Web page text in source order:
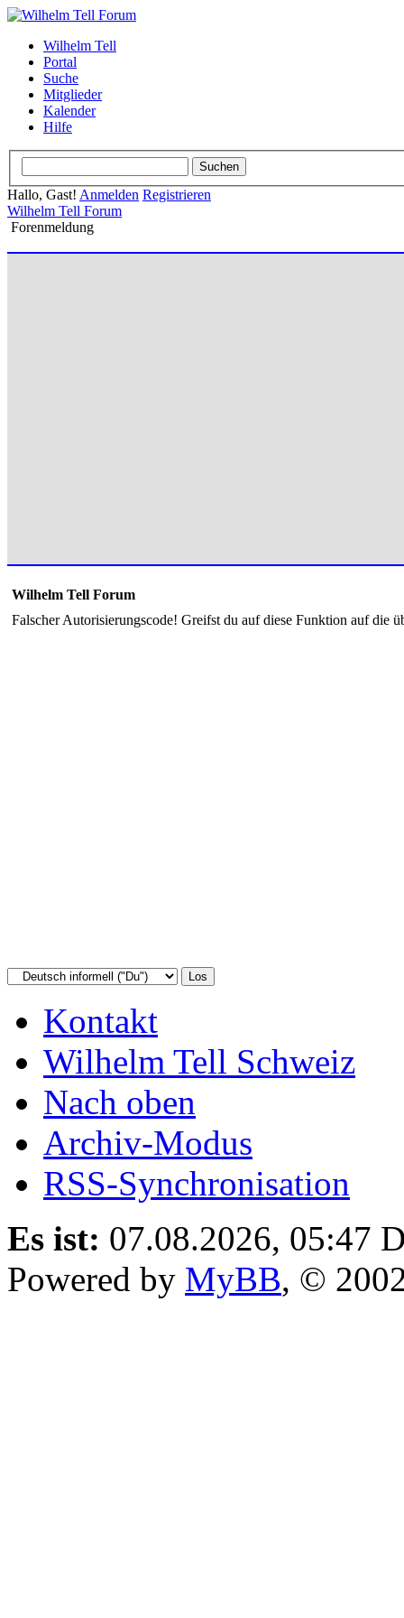
Wilhelm Tell
Portal
Suche
Mitglieder
Kalender
Hilfe
Hallo, Gast! Anmelden Registrieren
Wilhelm Tell Forum
Forenmeldung
Wilhelm Tell Forum
Falscher Autorisierungscode! Greifst du auf diese Funktion auf die
Kontakt
Wilhelm Tell Schweiz
Nach oben
Archiv-Modus
RSS-Synchronisation
Es ist: 07.08.2026, 05:47
Powered by MyBB, ©